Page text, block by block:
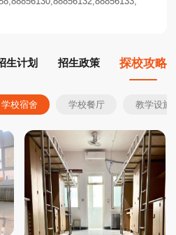
生计划 招生政策 探校攻略
学校宿舍 学校餐厅 教学设施